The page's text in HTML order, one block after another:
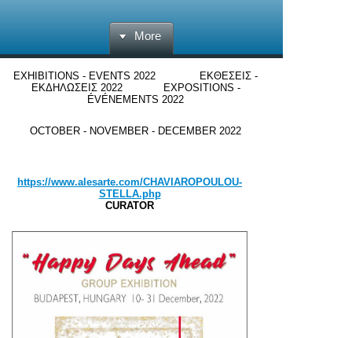
More
EXHIBITIONS - EVENTS 2022 ΕΚΘΕΣΕΙΣ -
ΕΚΔΗΛΩΣΕΙΣ 2022
EXPOSITIONS -
ÉVÉNEMENTS 2022
OCTOBER - NOVEMBER - DECEMBER 2022
https://www.alesarte.com/CHAVIAROPOULOU-
STELLA.php
CURATOR